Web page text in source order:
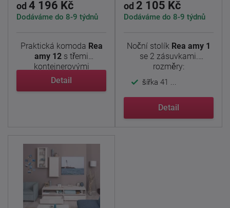
od 4 196 Kč
Dodáváme do 8-9 týdnů
Praktická komoda Rea
amy 12 s třemi
kontejnerovými
zásuvkami je členem ...
Detail
od 2 105 Kč
Dodáváme do 8-9 týdnů
Noční stolík Rea amy 1
se 2 zásuvkami.
rozměry:
šířka 41 ...
Detail